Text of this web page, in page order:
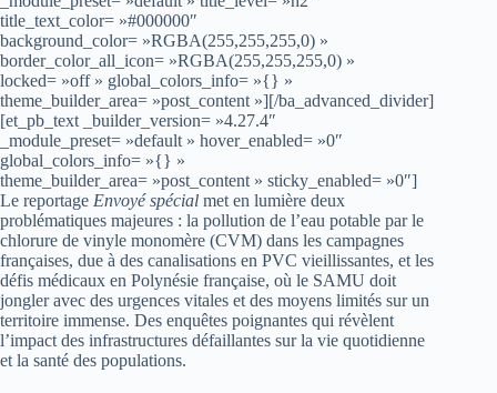
title_text_color= »#000000″
background_color= »RGBA(255,255,255,0) »
border_color_all_icon= »RGBA(255,255,255,0) »
locked= »off » global_colors_info= »{} »
theme_builder_area= »post_content »][/ba_advanced_divider]
[et_pb_text _builder_version= »4.27.4″
_module_preset= »default » hover_enabled= »0″
global_colors_info= »{} »
theme_builder_area= »post_content » sticky_enabled= »0″]
Le reportage Envoyé spécial met en lumière deux
problématiques majeures : la pollution de l’eau potable par le
chlorure de vinyle monomère (CVM) dans les campagnes
françaises, due à des canalisations en PVC vieillissantes, et les
défis médicaux en Polynésie française, où le SAMU doit
jongler avec des urgences vitales et des moyens limités sur un
territoire immense. Des enquêtes poignantes qui révèlent
l’impact des infrastructures défaillantes sur la vie quotidienne
et la santé des populations.